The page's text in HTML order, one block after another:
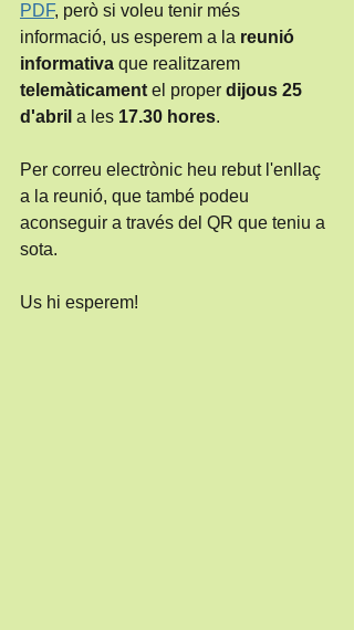
PDF, però si voleu tenir més
informació, us esperem a la reunió
informativa que realitzarem
telemàticament el proper dijous 25
d'abril a les 17.30 hores.
Per correu electrònic heu rebut l'enllaç
a la reunió, que també podeu
aconseguir a través del QR que teniu a
sota.
Us hi esperem!